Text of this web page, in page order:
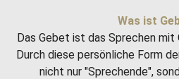
Was ist
Das Gebet ist das Sprechen
Durch diese persönliche Form
nicht nur "Sprechende",